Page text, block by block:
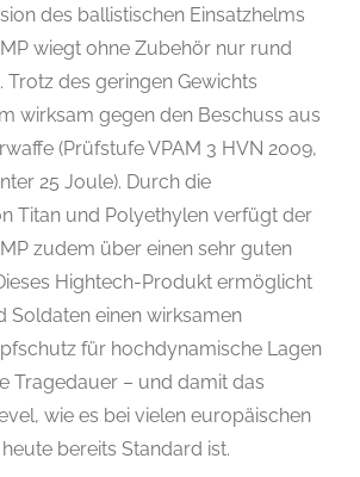
des ballistischen Einsatzhelms
wiegt ohne Zubehör nur rund
Trotz des geringen Gewichts
wirksam gegen den Beschuss aus
(Prüfstufe VPAM 3 HVN 2009,
25 Joule). Durch die
Titan und Polyethylen verfügt der
zudem über einen sehr guten
Hightech-Produkt ermöglicht
Soldaten einen wirksamen
für hochdynamische Lagen
Tragedauer – und damit das
wie es bei vielen europäischen
bereits Standard ist.